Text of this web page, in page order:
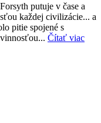
putuje v čase a
každej civilizácie... a
pitie spojené s
Čítať viac